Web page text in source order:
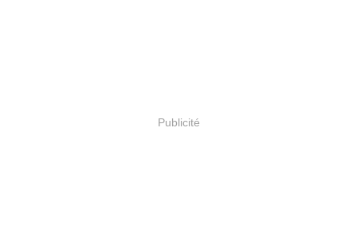
Publicité